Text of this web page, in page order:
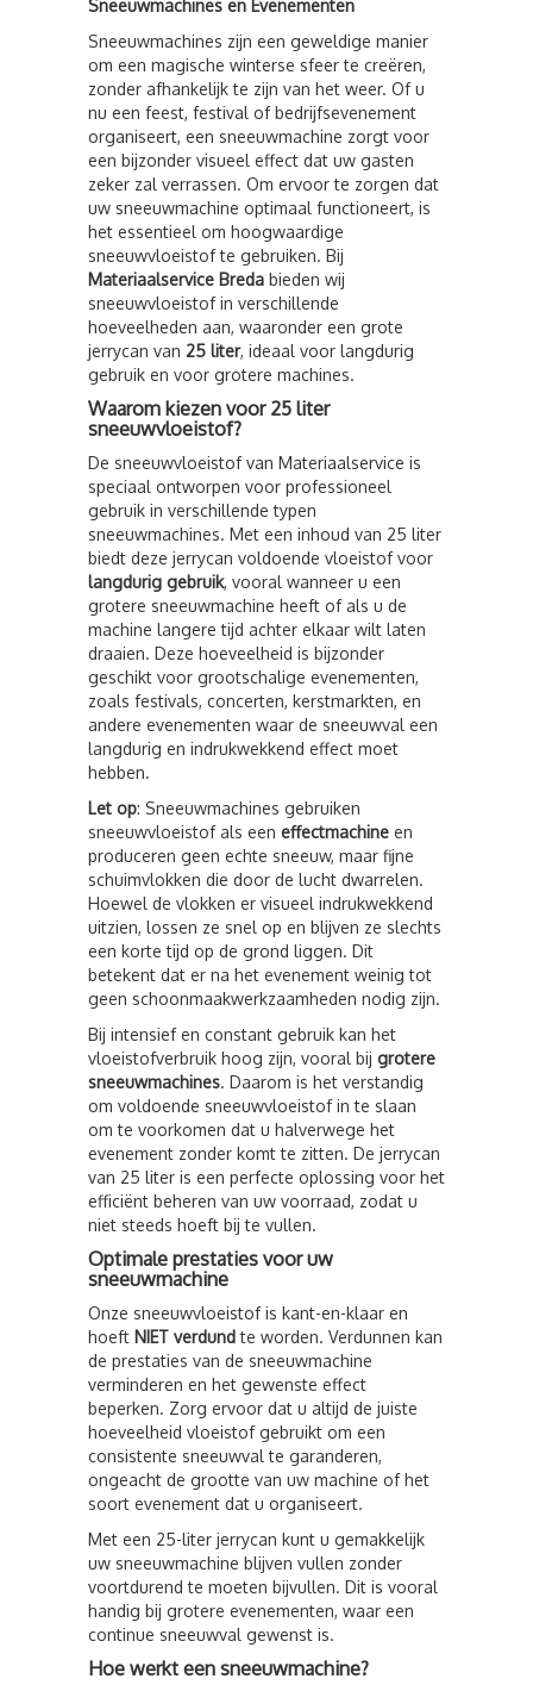
Sneeuwmachines en Evenementen
Sneeuwmachines zijn een geweldige manier
om een magische winterse sfeer te creëren,
zonder afhankelijk te zijn van het weer. Of u
nu een feest, festival of bedrijfsevenement
organiseert, een sneeuwmachine zorgt voor
een bijzonder visueel effect dat uw gasten
zeker zal verrassen. Om ervoor te zorgen dat
uw sneeuwmachine optimaal functioneert, is
het essentieel om hoogwaardige
sneeuwvloeistof te gebruiken. Bij
Materiaalservice Breda bieden wij
sneeuwvloeistof in verschillende
hoeveelheden aan, waaronder een grote
jerrycan van 25 liter, ideaal voor langdurig
gebruik en voor grotere machines.
Waarom kiezen voor 25 liter
sneeuwvloeistof?
De sneeuwvloeistof van Materiaalservice is
speciaal ontworpen voor professioneel
gebruik in verschillende typen
sneeuwmachines. Met een inhoud van 25 liter
biedt deze jerrycan voldoende vloeistof voor
langdurig gebruik, vooral wanneer u een
grotere sneeuwmachine heeft of als u de
machine langere tijd achter elkaar wilt laten
draaien. Deze hoeveelheid is bijzonder
geschikt voor grootschalige evenementen,
zoals festivals, concerten, kerstmarkten, en
andere evenementen waar de sneeuwval een
langdurig en indrukwekkend effect moet
hebben.
Let op: Sneeuwmachines gebruiken
sneeuwvloeistof als een effectmachine en
produceren geen echte sneeuw, maar fijne
schuimvlokken die door de lucht dwarrelen.
Hoewel de vlokken er visueel indrukwekkend
uitzien, lossen ze snel op en blijven ze slechts
een korte tijd op de grond liggen. Dit
betekent dat er na het evenement weinig tot
geen schoonmaakwerkzaamheden nodig zijn.
Bij intensief en constant gebruik kan het
vloeistofverbruik hoog zijn, vooral bij grotere
sneeuwmachines. Daarom is het verstandig
om voldoende sneeuwvloeistof in te slaan
om te voorkomen dat u halverwege het
evenement zonder komt te zitten. De jerrycan
van 25 liter is een perfecte oplossing voor het
efficiënt beheren van uw voorraad, zodat u
niet steeds hoeft bij te vullen.
Optimale prestaties voor uw
sneeuwmachine
Onze sneeuwvloeistof is kant-en-klaar en
hoeft NIET verdundte worden. Verdunnen kan
de prestaties van de sneeuwmachine
verminderen en het gewenste effect
beperken. Zorg ervoor dat u altijd de juiste
hoeveelheid vloeistof gebruikt om een
consistente sneeuwval te garanderen,
ongeacht de grootte van uw machine of het
soort evenement dat u organiseert.
Met een 25-liter jerrycan kunt u gemakkelijk
uw sneeuwmachine blijven vullen zonder
voortdurend te moeten bijvullen. Dit is vooral
handig bij grotere evenementen, waar een
continue sneeuwval gewenst is.
Hoe werkt een sneeuwmachine?